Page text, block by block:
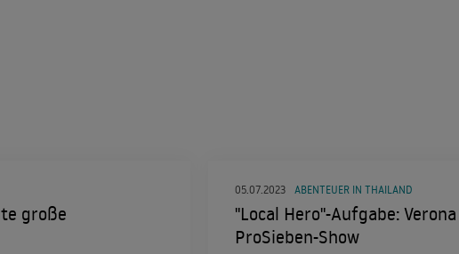
große
05.07.2023 ABENTEUER IN THAILAND
"Local Hero"-Aufgabe:
ProSieben-Show